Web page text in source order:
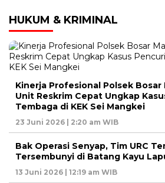
HUKUM & KRIMINAL
Kinerja Profesional Polsek Bosar
Unit Reskrim Cepat Ungkap
Tembaga di KEK Sei Mangkei
23 Juni 2026 | 2:20 am WIB
Bak Operasi Senyap, Tim URC
Tersembunyi di Batang Kayu
13 Juni 2026 | 12:19 am WIB